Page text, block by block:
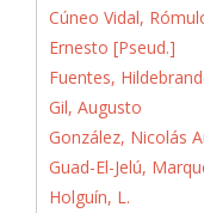
Cúneo Vidal,
Ernesto [Pseud.]
Fuentes,
Gil, Augusto
González, Nicolás
Guad-El-Jelú,
Holguín, L.